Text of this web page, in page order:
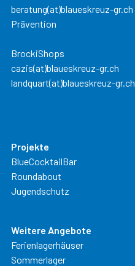
beratung(at)blaueskreuz-gr.ch
Prävention
BrockiShops
cazis(at)blaueskreuz-gr.ch
landquart(at)blaueskreuz-gr.ch
Projekte
BlueCocktailBar
Roundabout
Jugendschutz
Weitere Angebote
Ferienlagerhäuser
Sommerlager